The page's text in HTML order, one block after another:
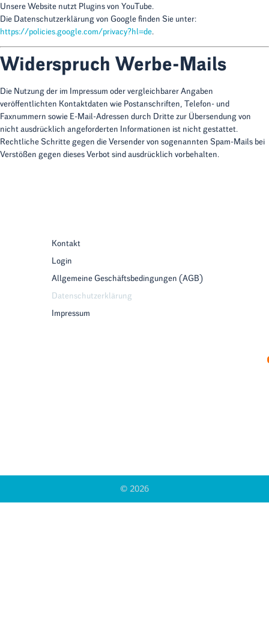
Unsere Website nutzt Plugins von YouTube.
Die Datenschutzerklärung von Google finden Sie unter:
https://policies.google.com/privacy?hl=de.
Widerspruch Werbe-Mails
Die Nutzung der im Impressum oder vergleichbarer Angaben
veröffentlichten Kontaktdaten wie Postanschriften, Telefon- und
Faxnummern sowie E-Mail-Adressen durch Dritte zur Übersendung von
nicht ausdrücklich angeforderten Informationen ist nicht gestattet.
Rechtliche Schritte gegen die Versender von sogenannten Spam-Mails bei
Verstößen gegen dieses Verbot sind ausdrücklich vorbehalten.
Kontakt
Login
Allgemeine Geschäftsbedingungen (AGB)
Datenschutzerklärung
Impressum
© 2026